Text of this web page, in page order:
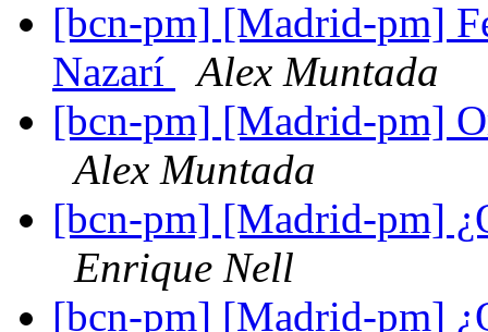
[bcn-pm] [Madrid-pm]
Nazarí
Alex Muntada
[bcn-pm] [Madrid-pm]
Alex Muntada
[bcn-pm] [Madrid-pm]
Enrique Nell
[bcn-pm] [Madrid-pm]